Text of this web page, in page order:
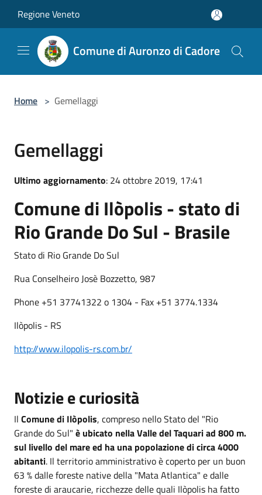
Regione Veneto
Comune di Auronzo di Cadore
Home > Gemellaggi
Gemellaggi
Ultimo aggiornamento: 24 ottobre 2019, 17:41
Comune di Ilòpolis - stato di
Rio Grande Do Sul - Brasile
Stato di Rio Grande Do Sul
Rua Conselheiro Josè Bozzetto, 987
Phone +51 37741322 o 1304 - Fax +51 3774.1334
Ilòpolis - RS
http://www.ilopolis-rs.com.br/
Notizie e curiosità
Il Comune di Ilòpolis, compreso nello Stato del "Rio
Grande do Sul" è ubicato nella Valle del Taquari ad 800 m.
sul livello del mare ed ha una popolazione di circa 4000
abitanti. Il territorio amministrativo è coperto per un buon
63 % dalle foreste native della "Mata Atlantica" e dalle
foreste di araucarie, ricchezze delle quali Ilòpolis ha fatto